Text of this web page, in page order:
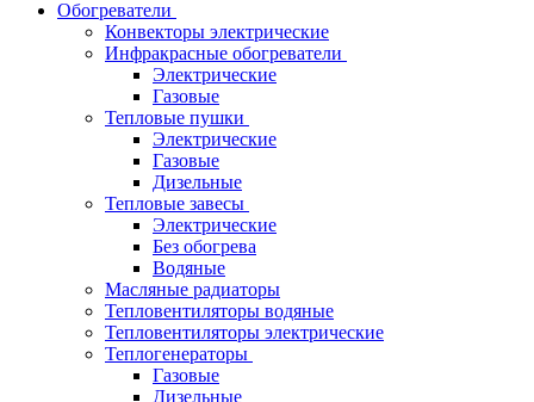
Обогреватели
Конвекторы электрические
Инфракрасные обогреватели
Электрические
Газовые
Тепловые пушки
Электрические
Газовые
Дизельные
Тепловые завесы
Электрические
Без обогрева
Водяные
Масляные радиаторы
Тепловентиляторы водяные
Тепловентиляторы электрические
Теплогенераторы
Газовые
Дизельные